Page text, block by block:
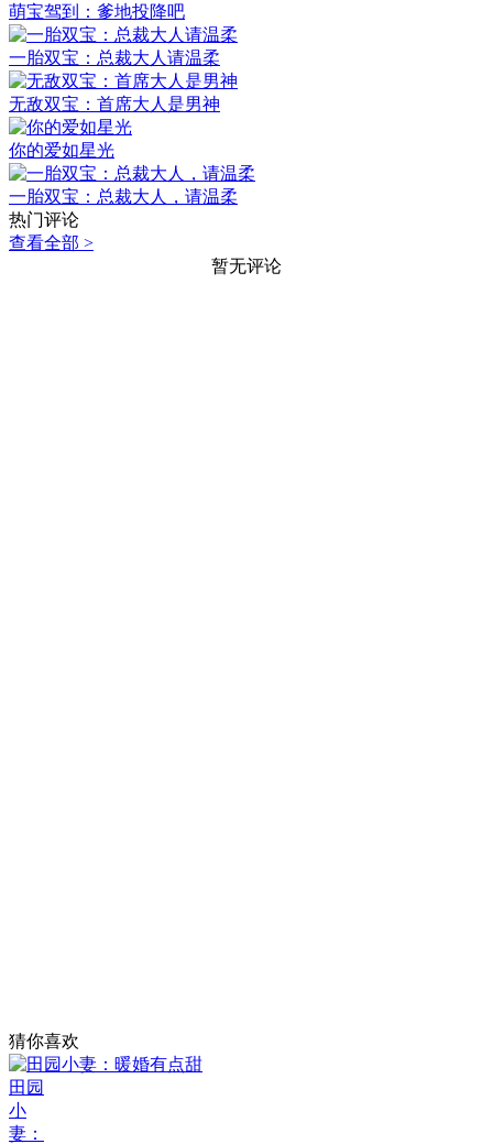
萌宝驾到：爹地投降吧
一胎双宝：总裁大人请温柔
无敌双宝：首席大人是男神
你的爱如星光
一胎双宝：总裁大人，请温柔
热门评论
查看全部 >
暂无评论
猜你喜欢
田园
小
妻：